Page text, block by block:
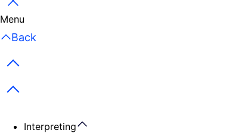
Close
Menu
Back
Previous items
Next items
Interpreting